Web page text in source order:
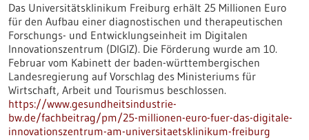
Das Universitätsklinikum Freiburg erhält 25 Millionen Euro
für den Aufbau einer diagnostischen und therapeutischen
Forschungs- und Entwicklungseinheit im Digitalen
Innovationszentrum (DIGIZ). Die Förderung wurde am 10.
Februar vom Kabinett der baden-württembergischen
Landesregierung auf Vorschlag des Ministeriums für
Wirtschaft, Arbeit und Tourismus beschlossen.
https://www.gesundheitsindustrie-
bw.de/fachbeitrag/pm/25-millionen-euro-fuer-das-digitale-
innovationszentrum-am-universitaetsklinikum-freiburg